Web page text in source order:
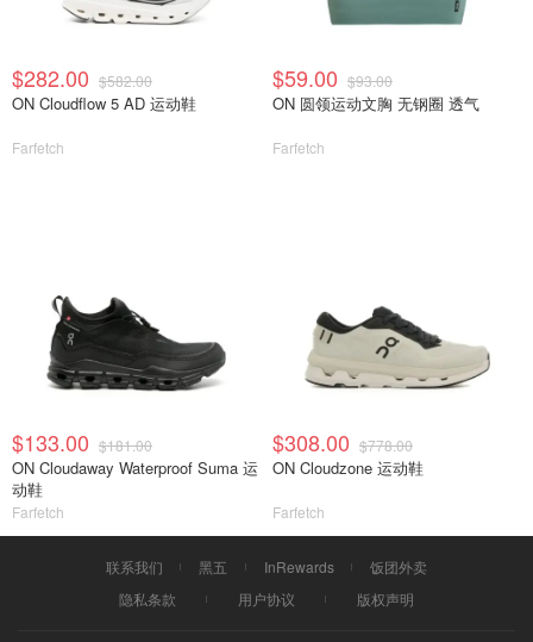
$282.00 $582.00
ON Cloudflow 5 AD 运动鞋
Farfetch
$59.00 $93.00
ON 圆领运动文胸 无钢圈 透气
Farfetch
$133.00 $181.00
ON Cloudaway Waterproof Suma 运
动鞋
Farfetch
$308.00 $778.00
ON Cloudzone 运动鞋
Farfetch
联系我们 黑五 InRewards
饭团外卖
隐私条款
用户协议 版权声明